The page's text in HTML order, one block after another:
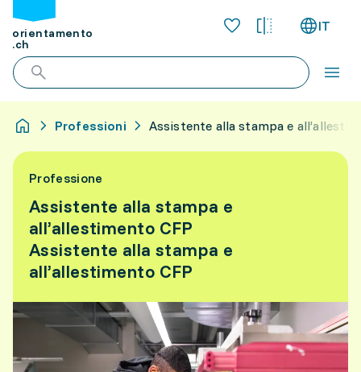
orientamento
.ch
IT
Professioni Assistente alla stampa e
Professione
Assistente alla stampa e
all’allestimento CFP
Assistente alla stampa e
all’allestimento CFP